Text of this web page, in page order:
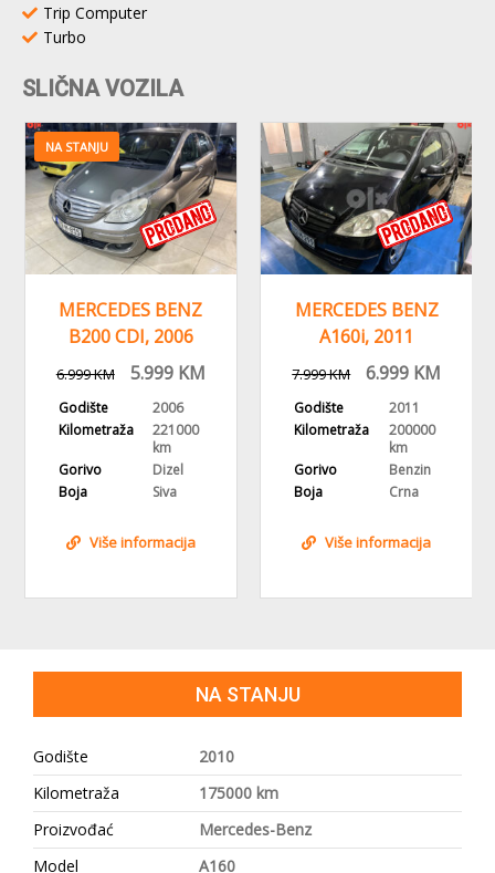
Trip Computer
Turbo
SLIČNA VOZILA
NA STANJU
MERCEDES BENZ
B200 CDI, 2006
GODINA,
6.999KM 5.999KM
Godište
2006
Kilometraža
221000
km
Gorivo
Dizel
Boja
Siva
Više informacija
MERCEDES BENZ
A160i, 2011
GODINA,
7.999KM 6.999 KM
Godište
2011
Kilometraža
200000
km
Gorivo
Benzin
Boja
Crna
Više informacija
NA STANJU
Godište
2010
Kilometraža
175000 km
Proizvođać
Mercedes-Benz
Model
A160